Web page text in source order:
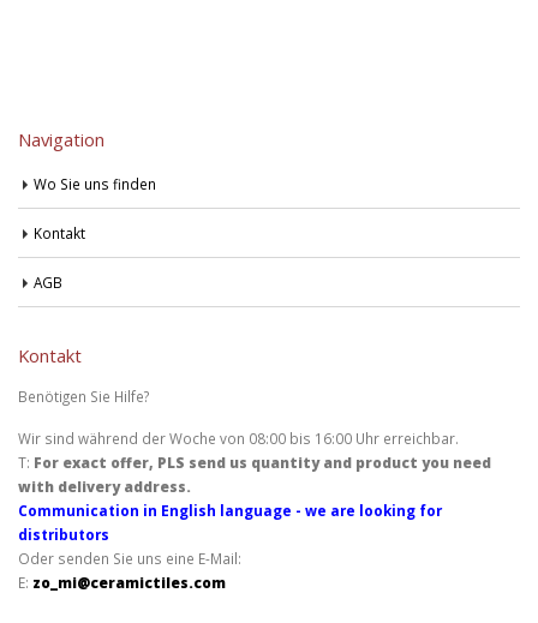
Navigation
Wo Sie uns finden
Kontakt
AGB
Kontakt
Benötigen Sie Hilfe?
Wir sind während der Woche von 08:00 bis 16:00 Uhr erreichbar.
T: For exact offer, PLS send us quantity and product you need
with delivery address.
Communication in English language - we are looking for
distributors
Oder senden Sie uns eine E-Mail:
E: zo_mi@ceramictiles.com